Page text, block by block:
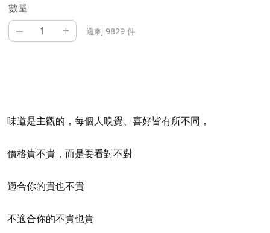
數量
– + 還剩 9829 件
味道是主觀的，每個人嗅覺、喜好皆有所不同，
價格貴不貴，而是要看對不對
適合你的貴也不貴
不適合你的不貴也貴